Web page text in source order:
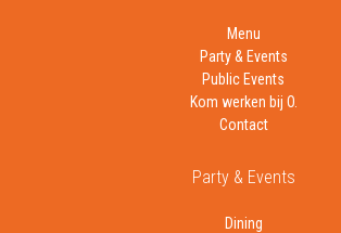
Menu
Party & Events
Public Events
Kom werken bij O.
Contact
Party & Events
Dining